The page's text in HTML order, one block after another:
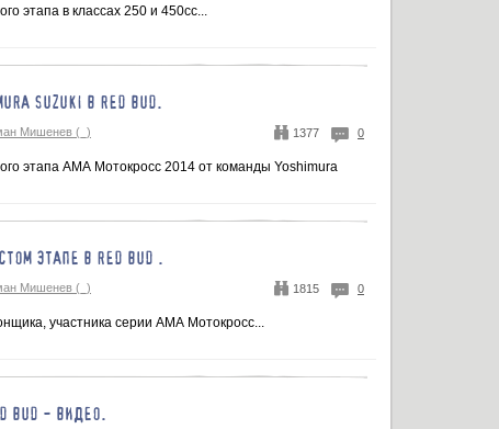
этапа в классах 250 и 450сс...
SUZUKI В RED BUD.
Мишенев (_) 1377 0
этапа АМА Мотокросс 2014 от команды Yoshimura
ЭТАПЕ В RED BUD .
Мишенев (_) 1815 0
участника серии АМА Мотокросс...
BUD - ВИДЕО.